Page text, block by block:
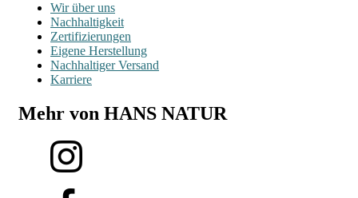
Wir über uns
Nachhaltigkeit
Zertifizierungen
Eigene Herstellung
Nachhaltiger Versand
Karriere
Mehr von HANS NATUR